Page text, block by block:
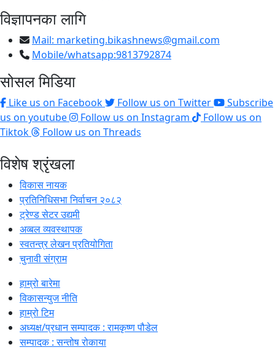
विज्ञापनका लागि
Mail: marketing.bikashnews@gmail.com
Mobile/whatsapp:9813792874
सोसल मिडिया
Like us on Facebook Follow us on Twitter
Subscribe
us on youtube
Follow us on Instagram
Follow us on
Tiktok
Follow us on Threads
विशेष श्रृंखला
विकास नायक
प्रतिनिधिसभा निर्वाचन २०८२
ट्रेण्ड सेटर उद्यमी
अव्बल व्यवस्थापक
स्वतन्त्र लेखन प्रतियोगिता
चुनावी संग्राम
हाम्रो बारेमा
विकासन्युज नीति
हाम्रो टिम
अध्यक्ष/प्रधान सम्पादक : रामकृष्ण पौडेल
सम्पादक : सन्तोष रोकाया